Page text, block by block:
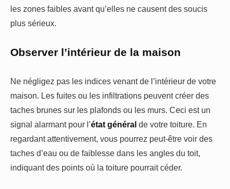
les zones faibles avant qu’elles ne causent des soucis
plus sérieux.
Observer l’intérieur de la maison
Ne négligez pas les indices venant de l’intérieur de votre
maison. Les fuites ou les infiltrations peuvent créer des
taches brunes sur les plafonds ou les murs. Ceci est un
signal alarmant pour l’état général de votre toiture. En
regardant attentivement, vous pourrez peut-être voir des
taches d’eau ou de faiblesse dans les angles du toit,
indiquant des points où la toiture pourrait céder.